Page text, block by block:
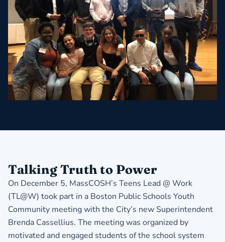
Talking Truth to Power
On December 5, MassCOSH’s Teens Lead @ Work
(TL@W) took part in a Boston Public Schools Youth
Community meeting with the City’s new Superintendent
Brenda Cassellius. The meeting was organized by
motivated and engaged students of the school system